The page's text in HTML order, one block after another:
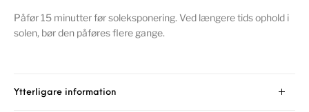
Påfør 15 minutter før soleksponering. Ved længere tids ophold i
solen, bør den påføres flere gange.
Ytterligare information